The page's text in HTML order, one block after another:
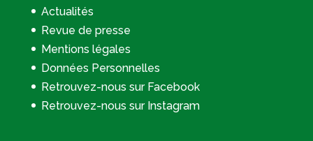
Actualités
Revue de presse
Mentions légales
Données Personnelles
Retrouvez-nous sur Facebook
Retrouvez-nous sur Instagram